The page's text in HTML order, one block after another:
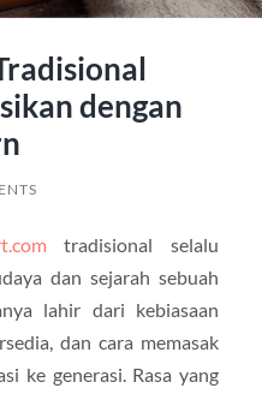
dengan
tradisional selalu
dan sejarah sebuah
lahir dari kebiasaan
dan cara memasak
ke generasi. Rasa yang